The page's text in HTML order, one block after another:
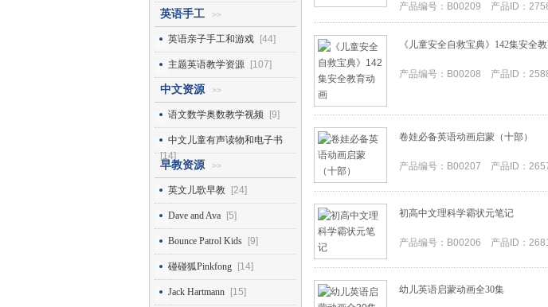
英语手工 >>
英语亲子手工和游戏 [44]
主题英语教学资源 [107]
中文资源 >>
语文数学奥数教学视频 [9]
中文儿童有声读物和电子书
[14]
早教资源 >>
英文儿歌早教 [24]
Dave and Ava [5]
Bounce Patrol Kids [9]
碰碰狐Pinkfong [14]
Jack Hartmann [15]
产品编号：B00209 产品ID：
《儿童安全自救宝典》142集安全
产品编号：B00208 产品ID：
卷娃必备英语动画启蒙（十部）
产品编号：B00207 产品ID：
初高中文理科学霸状元笔记
产品编号：B00206 产品ID：
幼儿英语启蒙动画全30集